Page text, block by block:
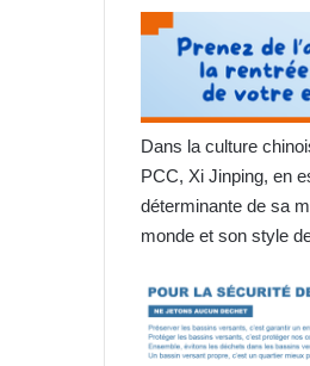
Dans la culture
PCC, Xi Jinping, en
déterminante de sa
monde et son style